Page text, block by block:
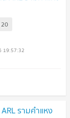
20
19:57:32
รามคำแหง